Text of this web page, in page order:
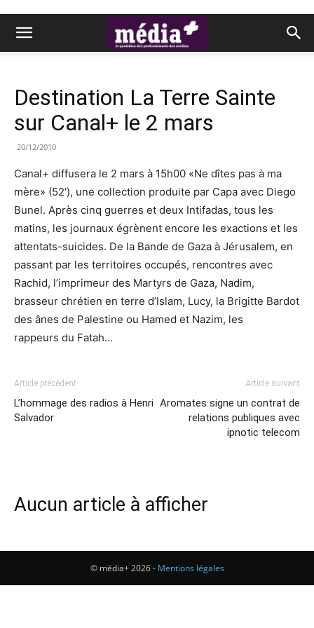
Destination La Terre Sainte
sur Canal+ le 2 mars
20/12/2010
Canal+ diffusera le 2 mars à 15h00 «Ne dîtes pas à ma
mère» (52′), une collection produite par Capa avec Diego
Bunel. Après cinq guerres et deux Intifadas, tous les
matins, les journaux égrènent encore les exactions et les
attentats-suicides. De la Bande de Gaza à Jérusalem, en
passant par les territoires occupés, rencontres avec
Rachid, l’imprimeur des Martyrs de Gaza, Nadim,
brasseur chrétien en terre d’Islam, Lucy, la Brigitte Bardot
des ânes de Palestine ou Hamed et Nazim, les
rappeurs du Fatah…
Article précédent
L’hommage des radios à Henri
Salvador
Article suivant
Aromates signe un contrat de
relations publiques avec
ipnotic telecom
Aucun article à afficher
© média+ 2026 - Mentions légales